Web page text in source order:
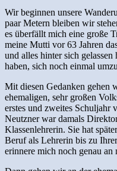
Wir beginnen unsere
paar Metern bleiben wir
es überfällt mich eine große
meine Mutti vor 63 Jahren
und alles hinter sich
haben, sich noch einmal
Mit diesen Gedanken gehen
ehemaligen, sehr großen
erstes und zweites Schuljahr
Neutzner war damals
Klassenlehrerin. Sie hat
Beruf als Lehrerin bis zu
erinnere mich noch genau an